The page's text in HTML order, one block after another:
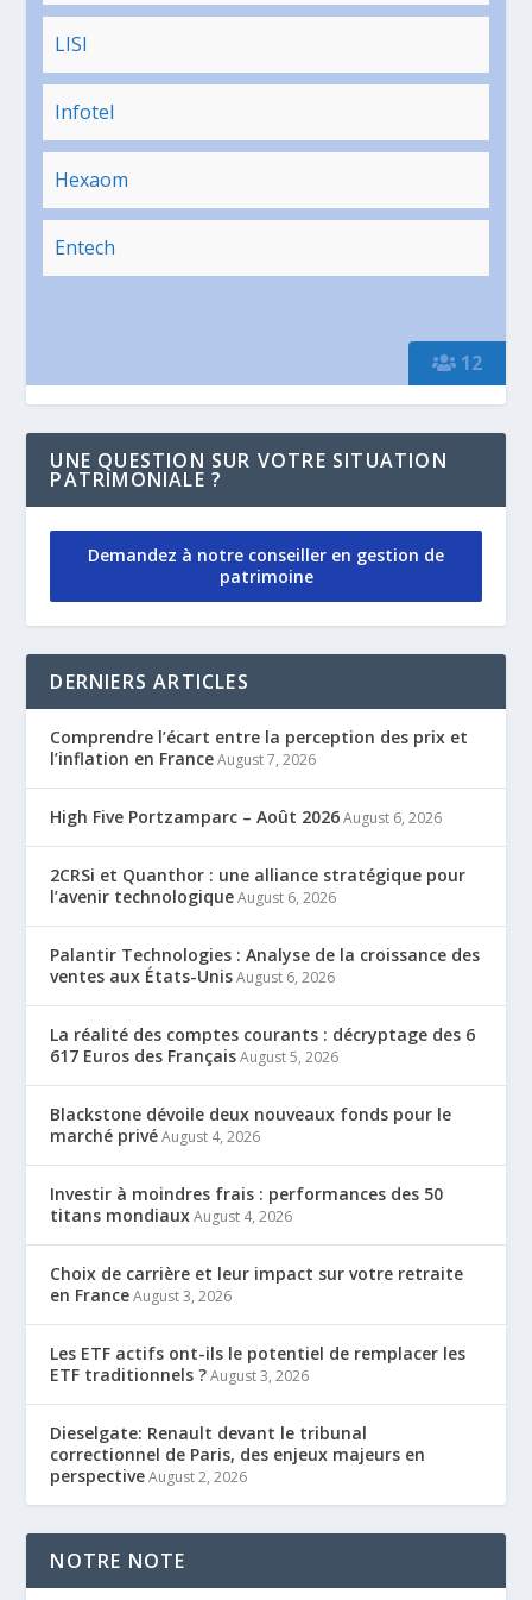
12
LISI
Infotel
Hexaom
Entech
UNE QUESTION SUR VOTRE SITUATION
PATRIMONIALE ?
Demandez à notre conseiller en gestion de
patrimoine
DERNIERS ARTICLES
Comprendre l’écart entre la perception des prix et
l’inflation en France August 7, 2026
High Five Portzamparc – Août 2026 August 6, 2026
2CRSi et Quanthor : une alliance stratégique pour
l’avenir technologique August 6, 2026
Palantir Technologies : Analyse de la croissance des
ventes aux États-Unis August 6, 2026
La réalité des comptes courants : décryptage des 6
617 Euros des Français August 5, 2026
Blackstone dévoile deux nouveaux fonds pour le
marché privé August 4, 2026
Investir à moindres frais : performances des 50
titans mondiaux August 4, 2026
Choix de carrière et leur impact sur votre retraite
en France August 3, 2026
Les ETF actifs ont-ils le potentiel de remplacer les
ETF traditionnels ? August 3, 2026
Dieselgate: Renault devant le tribunal
correctionnel de Paris, des enjeux majeurs en
perspective August 2, 2026
NOTRE NOTE